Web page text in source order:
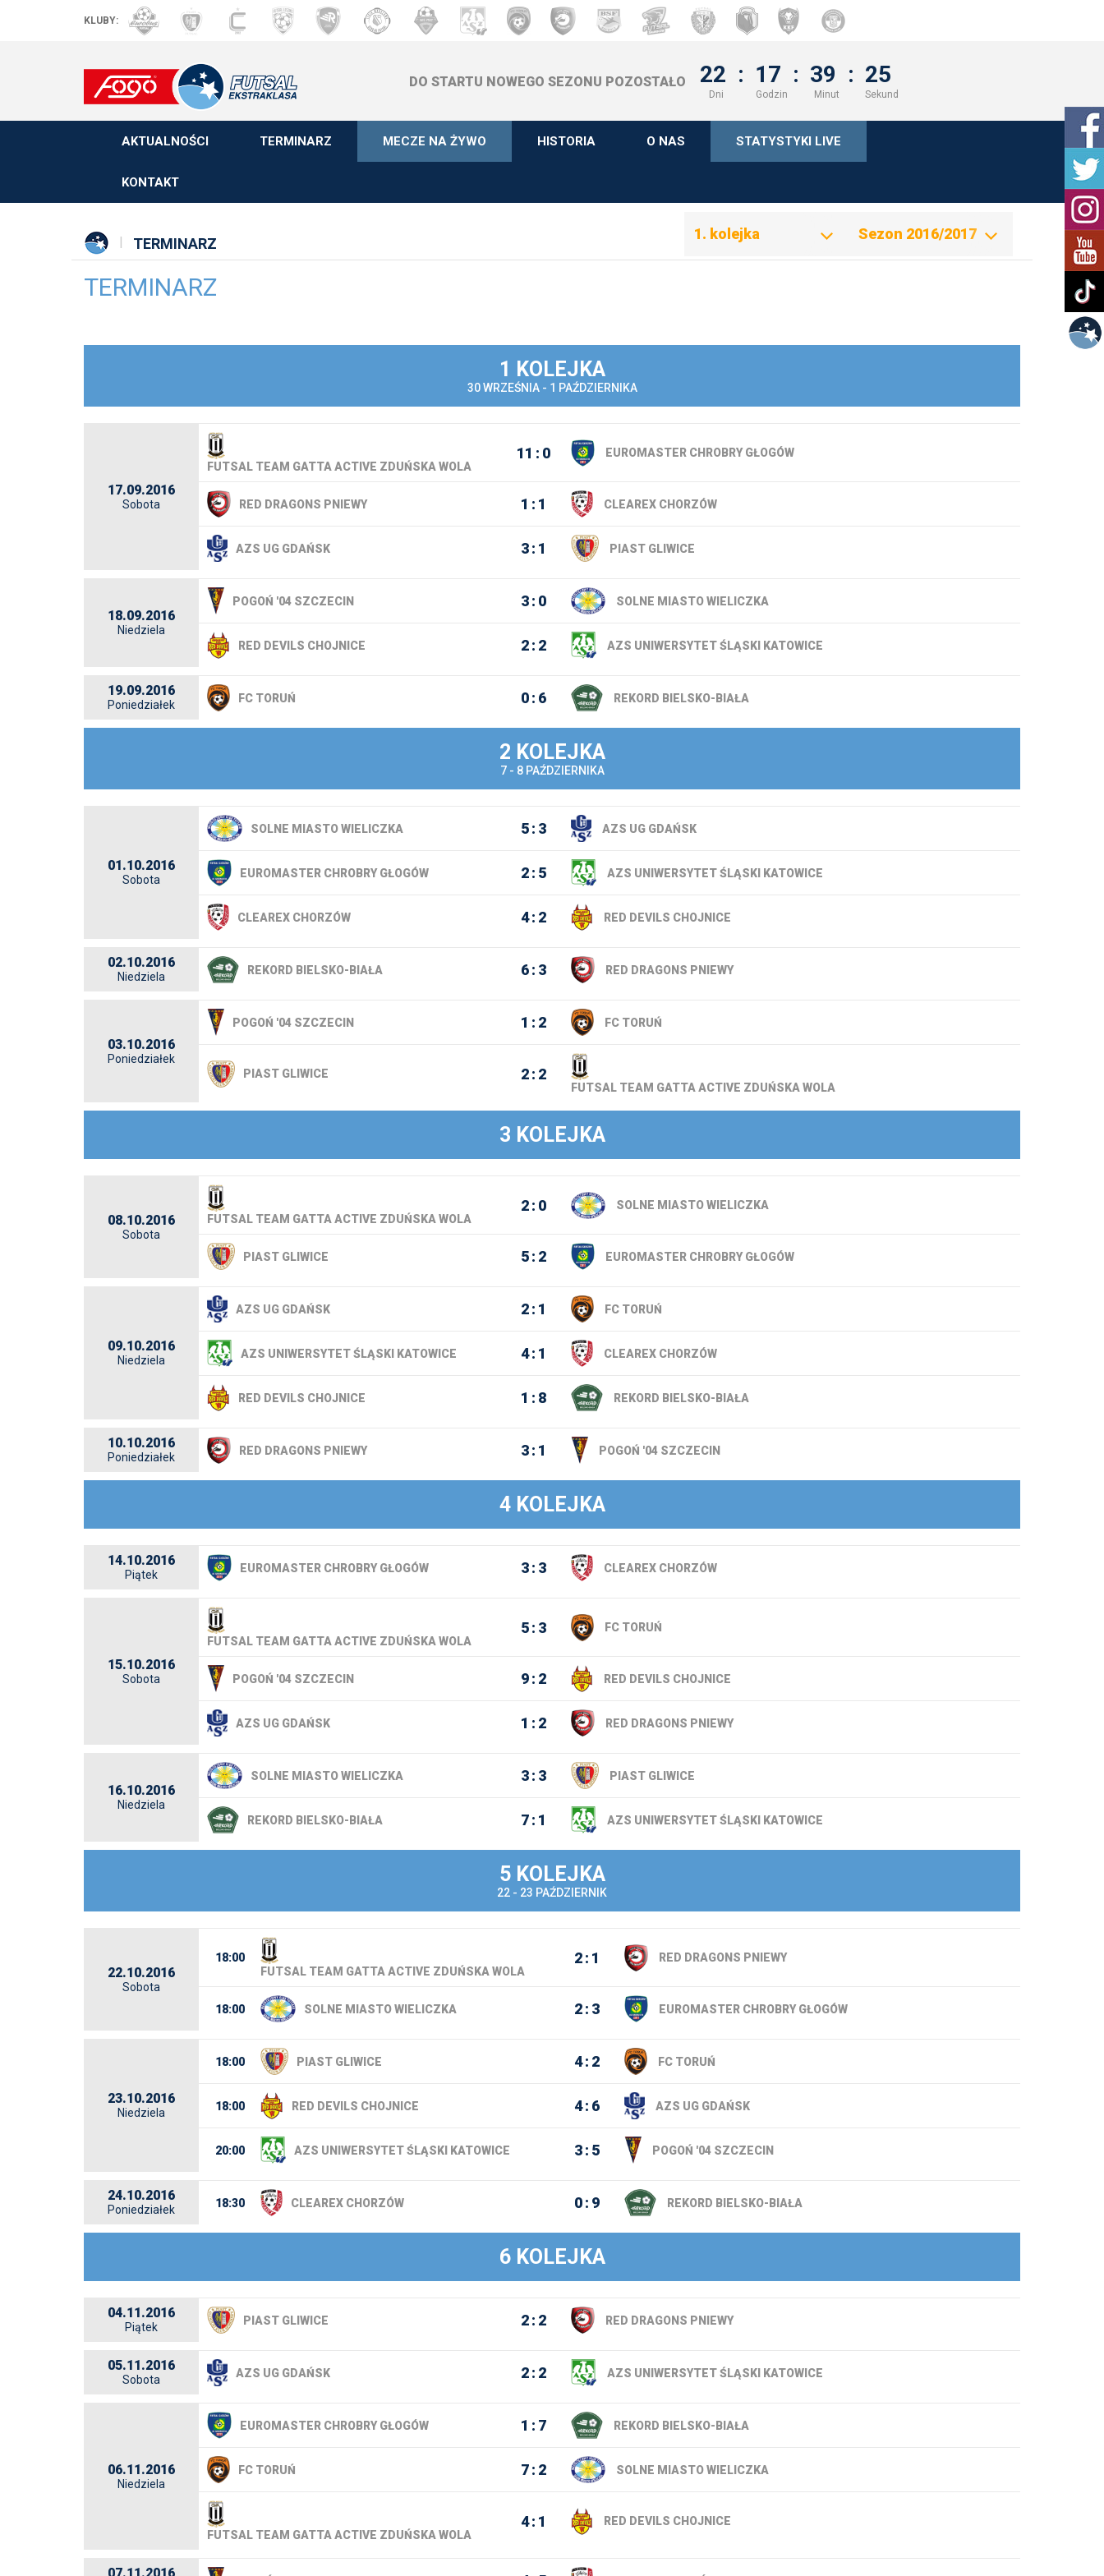
KLUBY:
DO STARTU NOWEGO SEZONU POZOSTAŁO 22 : 17 : 39 : 24
Dni Godzin Minut Sekund
AKTUALNOŚCI TERMINARZ MECZE NA ŻYWO HISTORIA O NAS STATYSTYKI LIVE
KONTAKT
TERMINARZ
1. kolejka
10. kolejka
15. kolejka
17. kolejka
18. kolejka
20. kolejka
23. kolejka
Sezon 2016/2017
TERMINARZ
1 KOLEJKA
30 WRZEŚNIA - 1 PAŹDZIERNIKA
17.09.2016
Sobota
FUTSAL TEAM GATTA ACTIVE ZDUŃSKA WOLA
11 0 EUROMASTER CHROBRY GŁOGÓW
RED DRAGONS PNIEWY 1 1 CLEAREX CHORZÓW
AZS UG GDAŃSK 3 1 PIAST GLIWICE
18.09.2016
Niedziela
POGOŃ '04 SZCZECIN 3 0 SOLNE MIASTO WIELICZKA
RED DEVILS CHOJNICE 2 2 AZS UNIWERSYTET ŚLĄSKI KATOWICE
19.09.2016
Poniedziałek
FC TORUŃ 0 6 REKORD BIELSKO-BIAŁA
2 KOLEJKA
7 - 8 PAŹDZIERNIKA
01.10.2016
Sobota
SOLNE MIASTO WIELICZKA 5 3 AZS UG GDAŃSK
EUROMASTER CHROBRY GŁOGÓW 2 5 AZS UNIWERSYTET ŚLĄSKI KATOWICE
CLEAREX CHORZÓW 4 2 RED DEVILS CHOJNICE
02.10.2016
Niedziela
REKORD BIELSKO-BIAŁA 6 3 RED DRAGONS PNIEWY
03.10.2016
Poniedziałek
POGOŃ '04 SZCZECIN 1 2 FC TORUŃ
PIAST GLIWICE 2 2
FUTSAL TEAM GATTA ACTIVE ZDUŃSKA WOLA
3 KOLEJKA
08.10.2016
Sobota
FUTSAL TEAM GATTA ACTIVE ZDUŃSKA WOLA
2 0 SOLNE MIASTO WIELICZKA
PIAST GLIWICE 5 2 EUROMASTER CHROBRY GŁOGÓW
09.10.2016
Niedziela
AZS UG GDAŃSK 2 1 FC TORUŃ
AZS UNIWERSYTET ŚLĄSKI KATOWICE 4 1 CLEAREX CHORZÓW
RED DEVILS CHOJNICE 1 8 REKORD BIELSKO-BIAŁA
10.10.2016
Poniedziałek
RED DRAGONS PNIEWY 3 1 POGOŃ '04 SZCZECIN
4 KOLEJKA
14.10.2016
Piątek
EUROMASTER CHROBRY GŁOGÓW 3 3 CLEAREX CHORZÓW
15.10.2016
Sobota
FUTSAL TEAM GATTA ACTIVE ZDUŃSKA WOLA
5 3 FC TORUŃ
POGOŃ '04 SZCZECIN 9 2 RED DEVILS CHOJNICE
AZS UG GDAŃSK 1 2 RED DRAGONS PNIEWY
16.10.2016
Niedziela
SOLNE MIASTO WIELICZKA 3 3 PIAST GLIWICE
REKORD BIELSKO-BIAŁA 7 1 AZS UNIWERSYTET ŚLĄSKI KATOWICE
5 KOLEJKA
22 - 23 PAŹDZIERNIK
22.10.2016
Sobota
18:00
FUTSAL TEAM GATTA ACTIVE ZDUŃSKA WOLA
2 1 RED DRAGONS PNIEWY
18:00 SOLNE MIASTO WIELICZKA 2 3 EUROMASTER CHROBRY GŁOGÓW
23.10.2016
Niedziela
18:00 PIAST GLIWICE 4 2 FC TORUŃ
18:00 RED DEVILS CHOJNICE 4 6 AZS UG GDAŃSK
20:00 AZS UNIWERSYTET ŚLĄSKI KATOWICE 3 5 POGOŃ '04 SZCZECIN
24.10.2016
Poniedziałek
18:30 CLEAREX CHORZÓW 0 9 REKORD BIELSKO-BIAŁA
6 KOLEJKA
04.11.2016
Piątek
PIAST GLIWICE 2 2 RED DRAGONS PNIEWY
05.11.2016
Sobota
AZS UG GDAŃSK 2 2 AZS UNIWERSYTET ŚLĄSKI KATOWICE
06.11.2016
Niedziela
EUROMASTER CHROBRY GŁOGÓW 1 7 REKORD BIELSKO-BIAŁA
FC TORUŃ 7 2 SOLNE MIASTO WIELICZKA
FUTSAL TEAM GATTA ACTIVE ZDUŃSKA WOLA
4 1 RED DEVILS CHOJNICE